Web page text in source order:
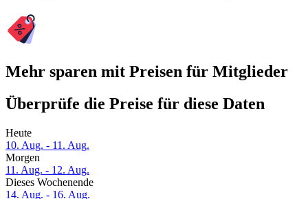
Mehr sparen mit Preisen für Mitglieder
Überprüfe die Preise für diese Daten
Heute
10. Aug. - 11. Aug.
Morgen
11. Aug. - 12. Aug.
Dieses Wochenende
14. Aug. - 16. Aug.